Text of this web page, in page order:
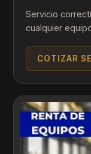
Servicio
cualquier
COTIZAR